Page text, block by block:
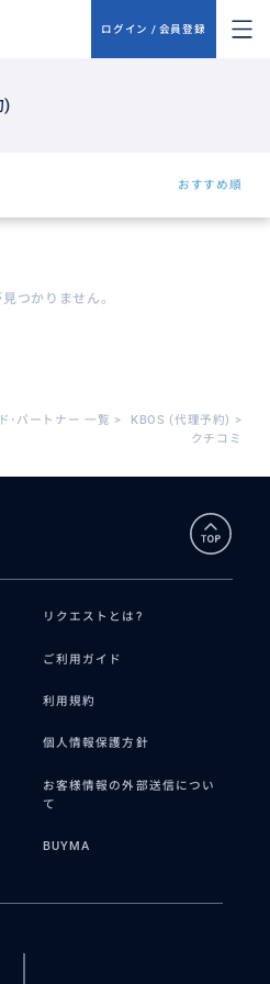
ログイン / 会員登録
)
おすすめ順
つかりません。
･パートナー 一覧 > KBOS (代理予約) >
クチコミ
リクエストとは?
ご利用ガイド
利用規約
個人情報保護方針
お客様情報の外部送信につい
て
BUYMA